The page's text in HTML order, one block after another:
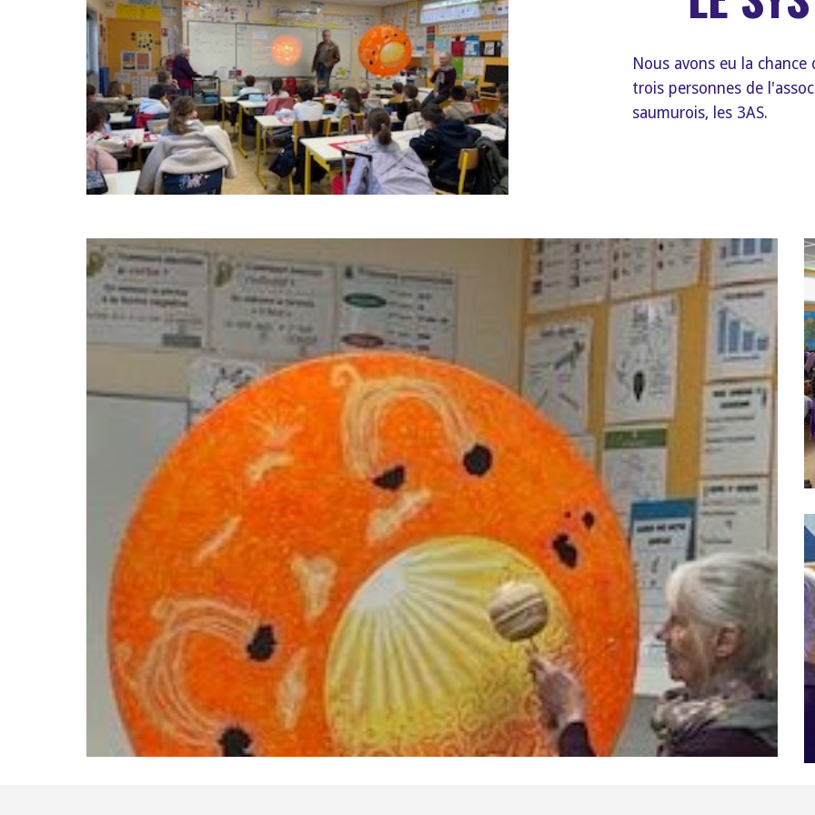
Nous avons eu la
trois personnes de
saumurois, les 3AS.